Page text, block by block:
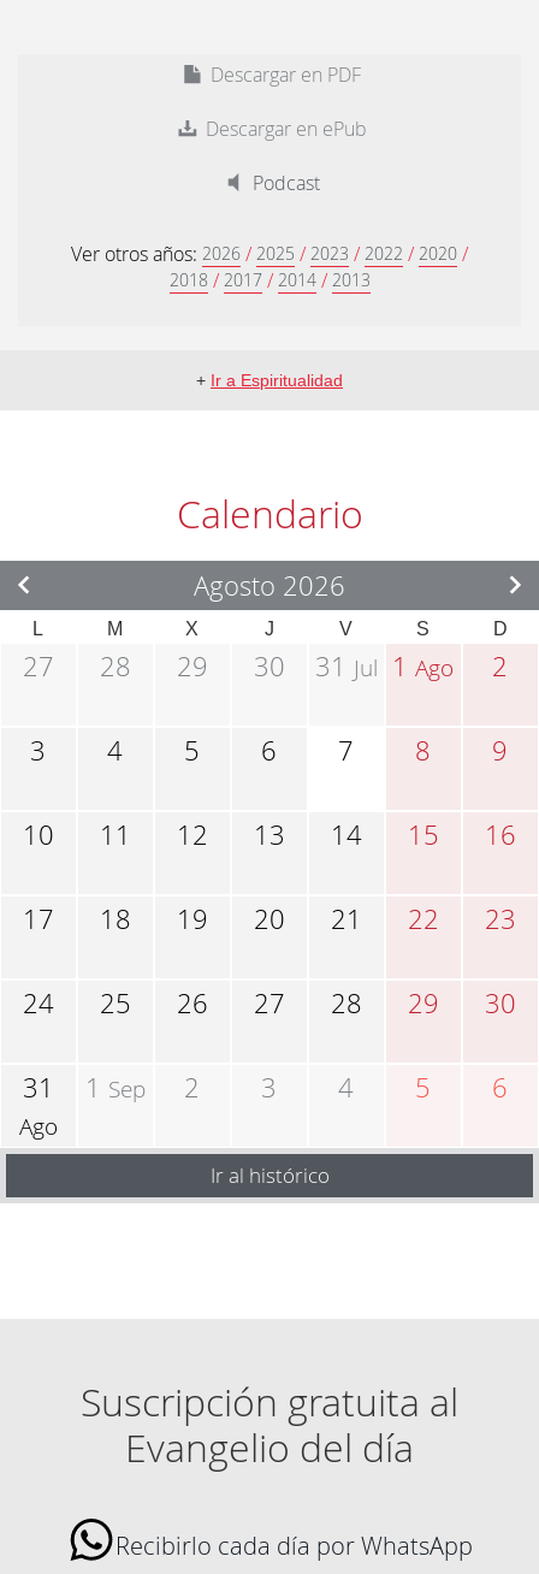
Descargar en PDF
Descargar en ePub
Podcast
Ver otros años: 2026 / 2025 / 2023 / 2022 / 2020 /
2018 / 2017 / 2014 / 2013
+ Ir a Espiritualidad
Calendario
Agosto 2026
L M X J V S D
27 28 29 30 31 Jul 1Ago 2
3 4 5 6 7 8 9
10 11 12 13 14 15 16
17 18 19 20 21 22 23
24 25 26 27 28 29 30
31
Ago
1 Sep 2 3 4 5 6
Ir al histórico
Suscripción gratuita al
Evangelio del día
Recibirlo cada día por WhatsApp